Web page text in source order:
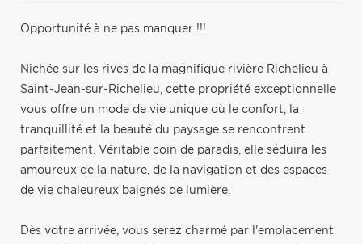
Opportunité à ne pas manquer !!!
Nichée sur les rives de la magnifique rivière Richelieu à
Saint-Jean-sur-Richelieu, cette propriété exceptionnelle
vous offre un mode de vie unique où le confort, la
tranquillité et la beauté du paysage se rencontrent
parfaitement. Véritable coin de paradis, elle séduira les
amoureux de la nature, de la navigation et des espaces
de vie chaleureux baignés de lumière.
Dès votre arrivée, vous serez charmé par l'emplacement